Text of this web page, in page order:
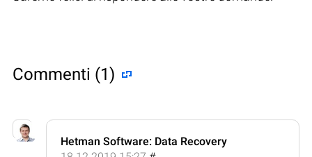
Commenti (1)
Hetman Software: Data Recovery